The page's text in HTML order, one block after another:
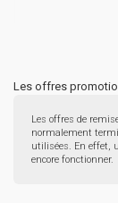
Les offres
Les offres de
normalement
utilisées. En effet,
encore fonctionner.